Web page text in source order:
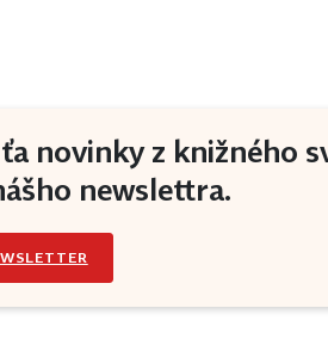
novinky z knižného
newslettra.